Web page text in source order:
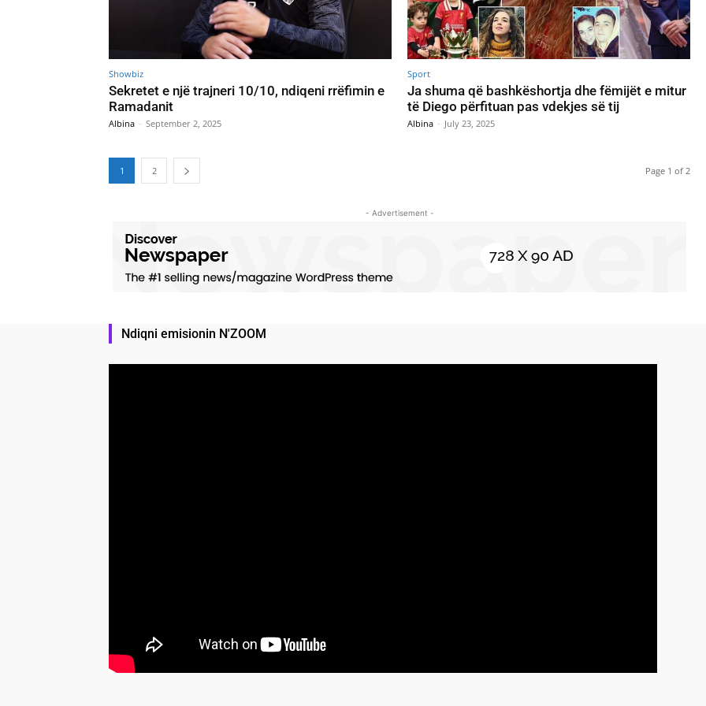
Showbiz
Sekretet e një trajneri 10/10, ndiqeni rrëfimin e
Ramadanit
Albina - September 2, 2025
Sport
Ja shuma që bashkëshortja dhe fëmijët e mitur
të Diego përfituan pas vdekjes së tij
Albina - July 23, 2025
1 2 Page 1 of 2
- Advertisement -
Ndiqni emisionin N'ZOOM